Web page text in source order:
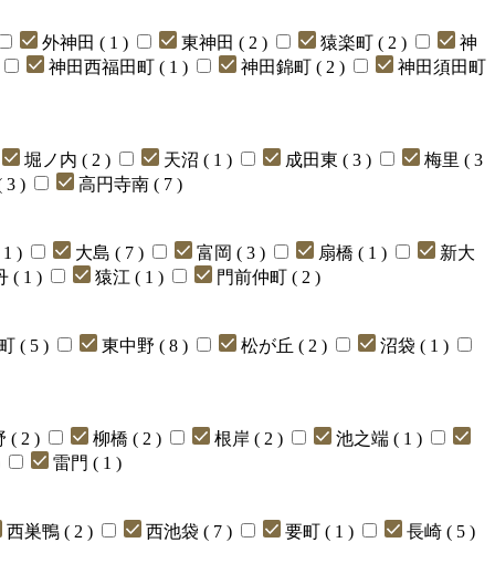
外神田 ( 1 ) 東神田 ( 2 ) 猿楽町 ( 2 )
神
神田西福田町 ( 1 ) 神田錦町 ( 2 )
神田須田町
堀ノ内 ( 2 ) 天沼 ( 1 ) 成田東 ( 3 )
梅里 ( 3
3 )
高円寺南 ( 7 )
) 大島 ( 7 ) 富岡 ( 3 ) 扇橋 ( 1 )
新大
( 1 ) 猿江 ( 1 )
門前仲町 ( 2 )
( 5 ) 東中野 ( 8 ) 松が丘 ( 2 )
沼袋 ( 1 )
( 2 ) 柳橋 ( 2 ) 根岸 ( 2 )
池之端 ( 1 )
雷門 ( 1 )
西巣鴨 ( 2 ) 西池袋 ( 7 ) 要町 ( 1 )
長崎 ( 5 )